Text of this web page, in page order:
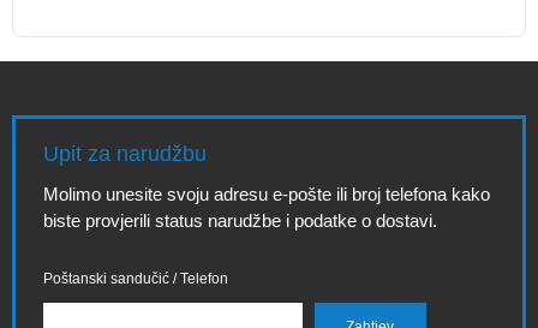
Upit za narudžbu
Molimo unesite svoju adresu e-pošte ili broj telefona kako
biste provjerili status narudžbe i podatke o dostavi.
Poštanski sandučić / Telefon